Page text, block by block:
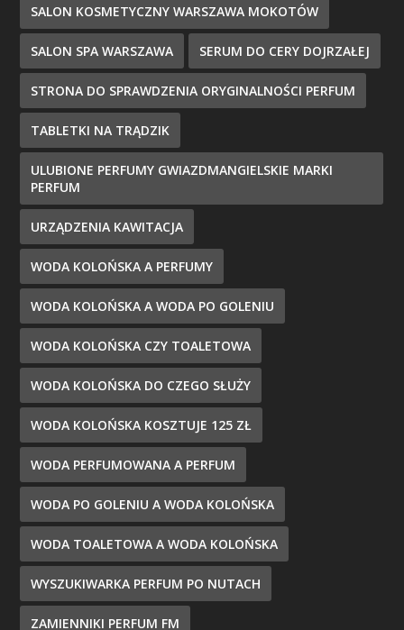
SALON KOSMETYCZNY WARSZAWA MOKOTÓW
SALON SPA WARSZAWA SERUM DO CERY DOJRZAŁEJ
STRONA DO SPRAWDZENIA ORYGINALNOŚCI PERFUM
TABLETKI NA TRĄDZIK
ULUBIONE PERFUMY GWIAZDMANGIELSKIE MARKI
PERFUM
URZĄDZENIA KAWITACJA
WODA KOLOŃSKA A PERFUMY
WODA KOLOŃSKA A WODA PO GOLENIU
WODA KOLOŃSKA CZY TOALETOWA
WODA KOLOŃSKA DO CZEGO SŁUŻY
WODA KOLOŃSKA KOSZTUJE 125 ZŁ
WODA PERFUMOWANA A PERFUM
WODA PO GOLENIU A WODA KOLOŃSKA
WODA TOALETOWA A WODA KOLOŃSKA
WYSZUKIWARKA PERFUM PO NUTACH
ZAMIENNIKI PERFUM FM